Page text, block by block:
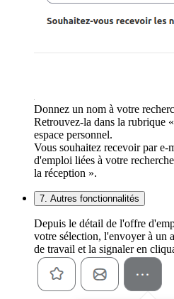
Donnez un nom à votre
Retrouvez-la dans la rubrique
espace personnel.
Vous souhaitez recevoir par e-
d'emploi liées à votre
la réception ».
7. Autres fonctionnalités
Depuis le détail de l'offre
votre sélection, l'envoyer à un
de travail et la signaler en